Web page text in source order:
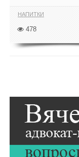
НАПИТКИ
478